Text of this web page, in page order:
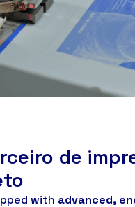
de
with advanced,